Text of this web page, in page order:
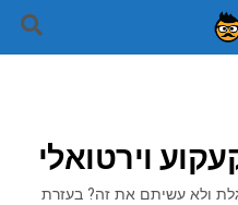
ולא עשיתם את זה? בעזרת